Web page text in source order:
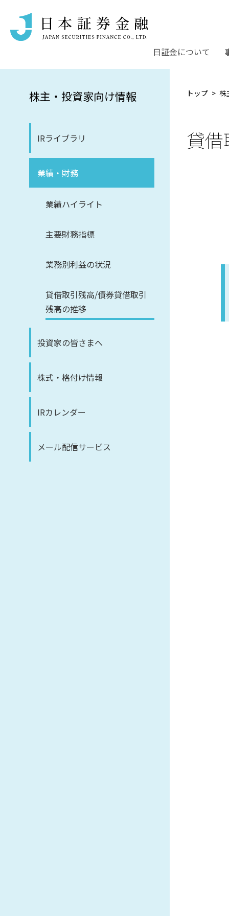
日証金について
株主・投資家向け情報
IRライブラリ
業績・財務
業績ハイライト
主要財務指標
業務別利益の状況
貸借取引残高/債券貸借取引
残高の推移
投資家の皆さまへ
株式・格付け情報
IRカレンダー
メール配信サービス
トップ 株
貸